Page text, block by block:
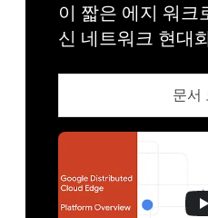
이 짧은 에지 워크
신 네트워크 현대
문서